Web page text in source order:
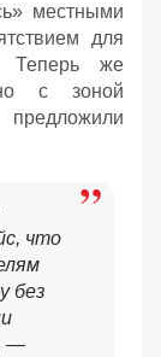
местными
для
Теперь же
с зоной
что
без
—